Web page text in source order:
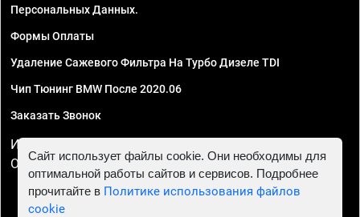
Персональных Данных.
Формы Оплаты
Удаление Сажевого Фильтра На Турбо Дизеле TDI
Чип Тюнинг BMW После 2020.06
Заказать Звонок
ИП Смирнов Георгий Павлович. ИНН 781302555843,
ОГРНИП 324470400032610
Сайт использует файлы cookie. Они необходимы для
оптимальной работы сайтов и сервисов. Подробнее
прочитайте в Политике использования файлов
cookie